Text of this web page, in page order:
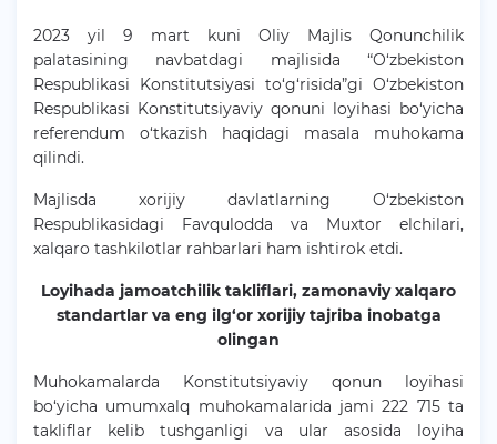
2023 yil 9 mart kuni Oliy Majlis Qonunchilik
palatasining navbatdagi majlisida “O‘zbekiston
Respublikasi Konstitutsiyasi to‘g‘risida”gi O‘zbekiston
Respublikasi Konstitutsiyaviy qonuni loyihasi bo‘yicha
referendum o‘tkazish haqidagi masala muhokama
qilindi.
Majlisda xorijiy davlatlarning O‘zbekiston
Respublikasidagi Favqulodda va Muxtor elchilari,
xalqaro tashkilotlar rahbarlari ham ishtirok etdi.
Loyihada jamoatchilik takliflari, zamonaviy xalqaro
standartlar va eng ilg‘or xorijiy tajriba inobatga
olingan
Muhokamalarda Konstitutsiyaviy qonun loyihasi
bo‘yicha umumxalq muhokamalarida jami 222 715 ta
takliflar kelib tushganligi va ular asosida loyiha